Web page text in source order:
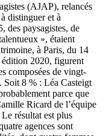
(AJAP), relancés
distinguer et à
des paysagistes, de
», étaient
à Paris, du 14
édition 2020, figurent
composées de vingt-
Soit 8 % : Léa Casteigt
parce que
Ricard de l’équipe
résultat est plus
agences sont